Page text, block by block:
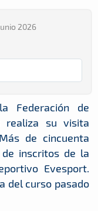
2026
Federación de
realiza su visita
de cincuenta
inscritos de la
Evesport.
del curso pasado